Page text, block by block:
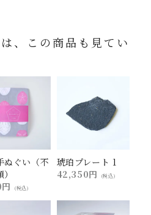
、この商品も見てい
ぬぐい（不
(税込)
琥珀プレート 1
42,350円
(税込)